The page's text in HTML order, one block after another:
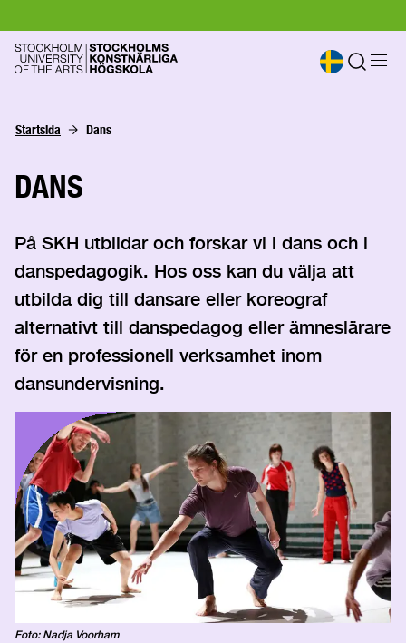
Startsida Dans
DANS
På SKH utbildar och forskar vi i dans och i
danspedagogik. Hos oss kan du välja att
utbilda dig till dansare eller koreograf
alternativt till danspedagog eller ämneslärare
för en professionell verksamhet inom
dansundervisning.
Foto: Nadja Voorham